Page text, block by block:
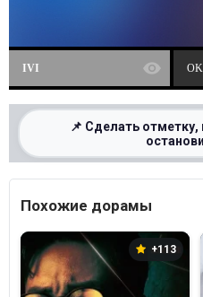
IVI
📌 Сделать отметку,
Похожие дорамы
+113